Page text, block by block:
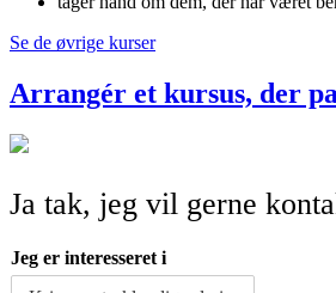
Se de øvrige kurser
Arrangér et kursus, der
Ja tak, jeg vil gerne
Jeg er interesseret i